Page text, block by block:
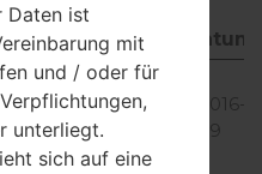
OS Größe
Datum
OS Größe
Android
4.1-4.3
Jelly
Bean
664.12
2016-
29
Daten ist
mit
und / oder für
unterliegt.
sich auf eine